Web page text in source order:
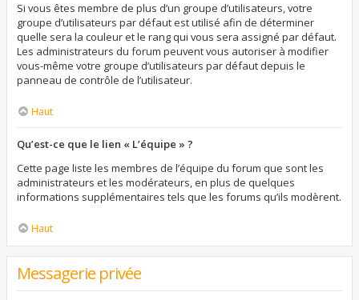
Si vous êtes membre de plus d’un groupe d’utilisateurs, votre
groupe d’utilisateurs par défaut est utilisé afin de déterminer
quelle sera la couleur et le rang qui vous sera assigné par défaut.
Les administrateurs du forum peuvent vous autoriser à modifier
vous-même votre groupe d’utilisateurs par défaut depuis le
panneau de contrôle de l’utilisateur.
Haut
Qu’est-ce que le lien « L’équipe » ?
Cette page liste les membres de l’équipe du forum que sont les
administrateurs et les modérateurs, en plus de quelques
informations supplémentaires tels que les forums qu’ils modèrent.
Haut
Messagerie privée